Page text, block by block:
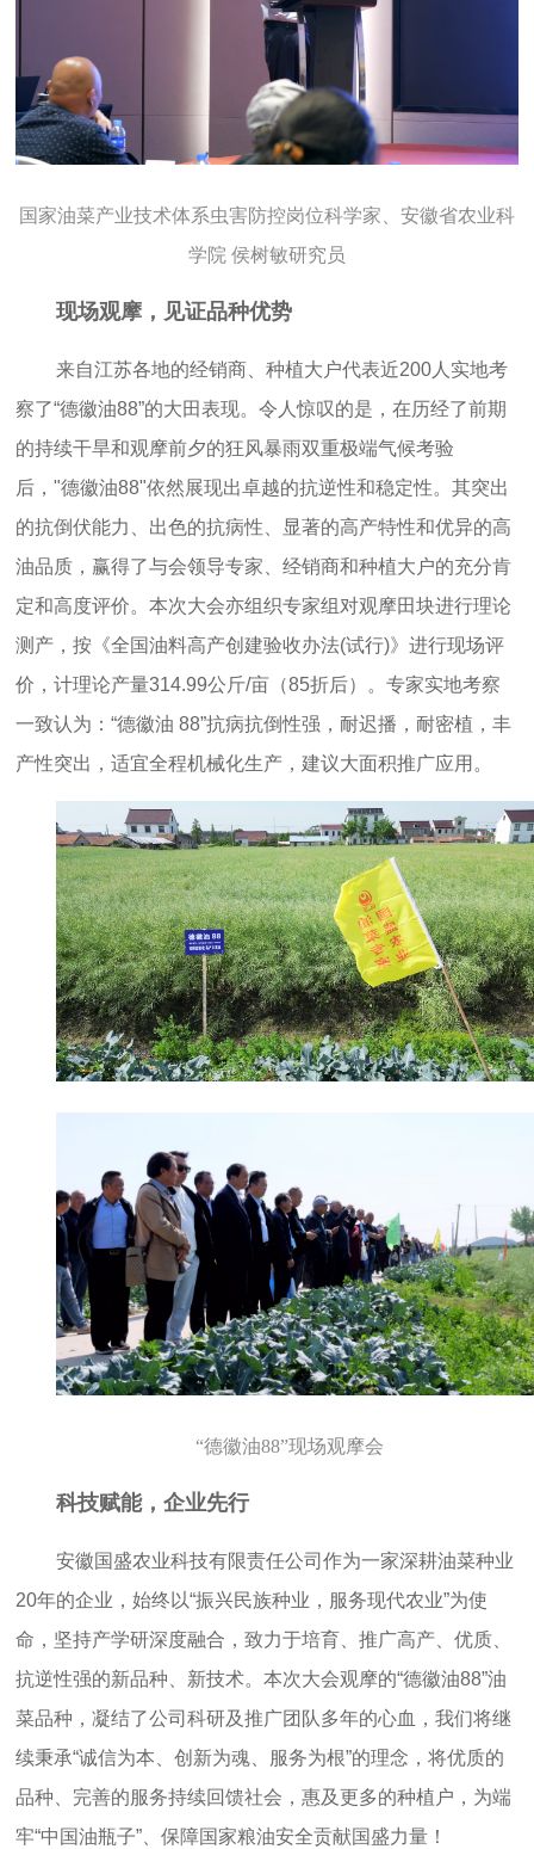
国家油菜产业技术体系虫害防控岗位科学家、 安徽省农业科
学院 侯树敏研究员
现场观摩，见证品种优势
来自江苏各地的经销商、种植大户代表近200人实地考
察了“德徽油88”的大田表现。令人惊叹的是，在历经了前期
的持续干旱和观摩前夕的狂风暴雨双重极端气候考验
后，"德徽油88"依然展现出卓越的抗逆性和稳定性。其突出
的抗倒伏能力、出色的抗病性、显著的高产特性和优异的高
油品质，赢得了与会领导专家、经销商和种植大户的充分肯
定和高度评价。本次大会亦组织专家组对观摩田块进行理论
测产，按《全国油料高产创建验收办法(试行)》进行现场评
价，计理论产量314.99公斤/亩（85折后）。专家实地考察
一致认为：“德徽油 88”抗病抗倒性强，耐迟播，耐密植，丰
产性突出，适宜全程机械化生产，建议大面积推广应用。
“德徽油88”现场观摩会
科技赋能，企业先行
安徽国盛农业科技有限责任公司作为一家深耕油菜种业
20年的企业，始终以“振兴民族种业，服务现代农业”为使
命，坚持产学研深度融合，致力于培育、推广高产、优质、
抗逆性强的新品种、新技术。本次大会观摩的“德徽油88”油
菜品种，凝结了公司科研及推广团队多年的心血，我们将继
续秉承“诚信为本、创新为魂、服务为根”的理念，将优质的
品种、完善的服务持续回馈社会，惠及更多的种植户，为端
牢“中国油瓶子”、保障国家粮油安全贡献国盛力量！